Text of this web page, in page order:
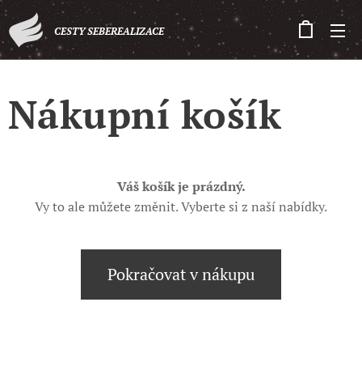
CESTY SEBEREALIZACE
Nákupní košík
Váš košík je prázdný.
Vy to ale můžete změnit. Vyberte si z naší nabídky.
Pokračovat v nákupu